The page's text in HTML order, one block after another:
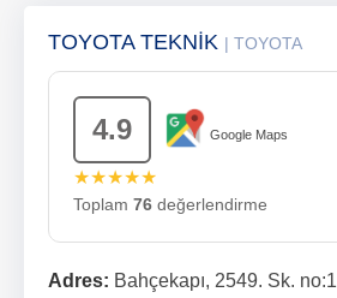
TOYOTA TEKNİK | TOYOTA
4.9 Google Maps
★★★★★
Toplam 76 değerlendirme
Adres: Bahçekapı, 2549. Sk. no:1